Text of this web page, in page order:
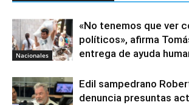
Nacionales
«No tenemos que ver
políticos», afirma
entrega de ayuda
Edil sampedrano
denuncia presuntas